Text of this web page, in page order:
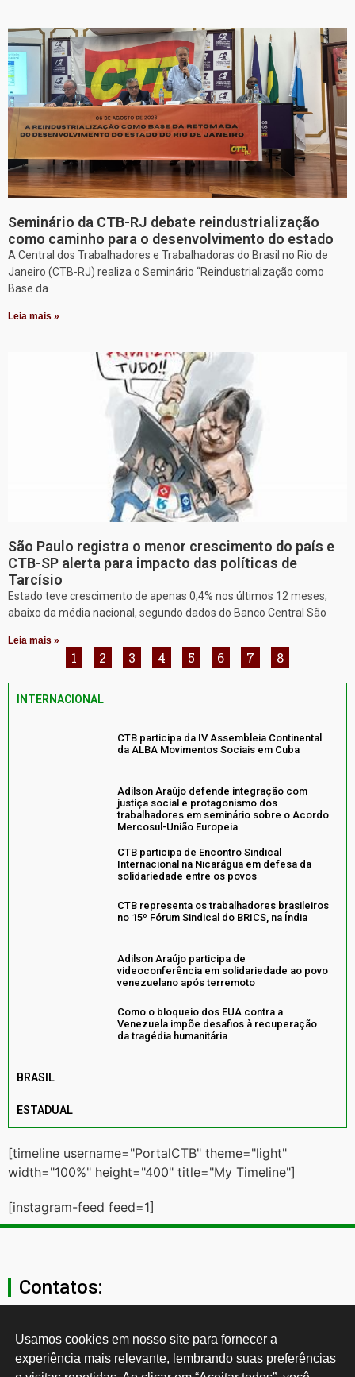
Seminário da CTB-RJ debate reindustrialização
como caminho para o desenvolvimento do estado
A Central dos Trabalhadores e Trabalhadoras do Brasil no Rio de
Janeiro (CTB-RJ) realiza o Seminário “Reindustrialização como
Base da
Leia mais »
São Paulo registra o menor crescimento do país e
CTB-SP alerta para impacto das políticas de
Tarcísio
Estado teve crescimento de apenas 0,4% nos últimos 12 meses,
abaixo da média nacional, segundo dados do Banco Central São
Leia mais »
1 2 3 4 5 6 7 8
INTERNACIONAL
CTB participa da IV Assembleia Continental
da ALBA Movimentos Sociais em Cuba
Adilson Araújo defende integração com
justiça social e protagonismo dos
trabalhadores em seminário sobre o Acordo
Mercosul-União Europeia
CTB participa de Encontro Sindical
Internacional na Nicarágua em defesa da
solidariedade entre os povos
CTB representa os trabalhadores brasileiros
no 15º Fórum Sindical do BRICS, na Índia
Adilson Araújo participa de
videoconferência em solidariedade ao povo
venezuelano após terremoto
Como o bloqueio dos EUA contra a
Venezuela impõe desafios à recuperação
da tragédia humanitária
BRASIL
ESTADUAL
[timeline username="PortalCTB" theme="light"
width="100%" height="400" title="My Timeline"]
[instagram-feed feed=1]
Contatos:
secgeral@ctb.org.br
11 3874-0040
Usamos cookies em nosso site para fornecer a
experiência mais relevante, lembrando suas preferências